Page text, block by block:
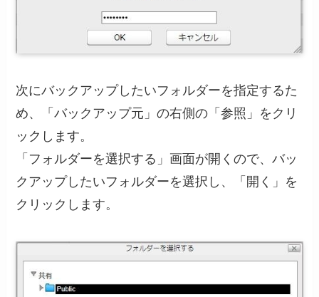
次にバックアップしたいフォルダーを指定するた
め、「バックアップ元」の右側の「参照」をクリ
ックします。
「フォルダーを選択する」画面が開くので、バッ
クアップしたいフォルダーを選択し、「開く」を
クリックします。